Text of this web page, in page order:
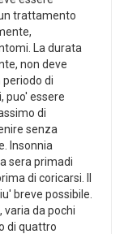
trattamento
La durata
non deve
di
puo' essere
di
senza
Insonnia
sera primadi
di coricarsi. Il
breve possibile.
da pochi
di quattro